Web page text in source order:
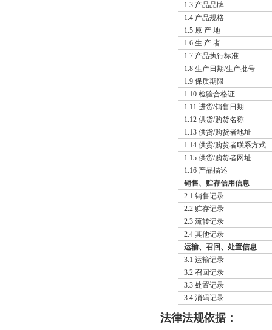
1.3 产品品牌
1.4 产品规格
1.5 原 产 地
1.6 生 产 者
1.7 产品执行标准
1.8 生产日期/生产批号
1.9 保质期限
1.10 检验合格证
1.11 进货/销售日期
1.12 供货/购货名称
1.13 供货/购货者地址
1.14 供货/购货者联系方式
1.15 供货/购货者网址
1.16 产品描述
销售、贮存信用信息
2.1 销售记录
2.2 贮存记录
2.3 流转记录
2.4 其他记录
运输、召回、处置信息
3.1 运输记录
3.2 召回记录
3.3 处置记录
3.4 消码记录
法律法规依据：